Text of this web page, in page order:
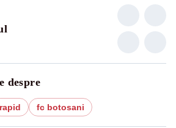
despre
rapid fc botosani